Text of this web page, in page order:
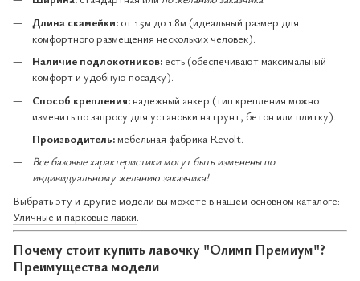
Длина скамейки: от 1.5м до 1.8м (идеальный размер для
комфортного размещения нескольких человек).
Наличие подлокотников: есть (обеспечивают максимальный
комфорт и удобную посадку).
Способ крепления: надежный анкер (тип крепления можно
изменить по запросу для установки на грунт, бетон или плитку).
Производитель: мебельная фабрика Revolt.
Все базовые характеристики могут быть изменены по
индивидуальному желанию заказчика!
Выбрать эту и другие модели вы можете в нашем основном каталоге:
Уличные и парковые лавки
Почему стоит купить лавочку "Олимп Премиум"?
Преимущества модели